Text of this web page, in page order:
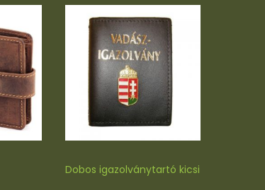
Dobos igazolványtartó kicsi